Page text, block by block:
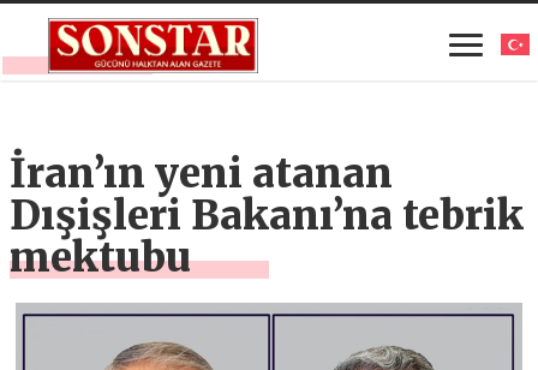
İran’ın yeni atanan
Dışişleri Bakanı’na tebrik
mektubu